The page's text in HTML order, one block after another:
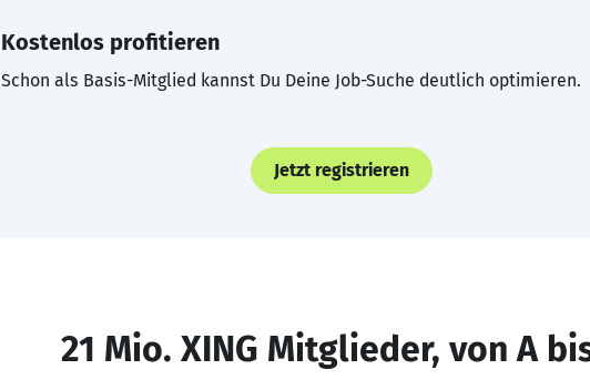
Kostenlos profitieren
Schon als Basis-Mitglied kannst Du Deine Job-Suche deutlich optimieren.
Jetzt registrieren
21 Mio. XING Mitglieder, von A